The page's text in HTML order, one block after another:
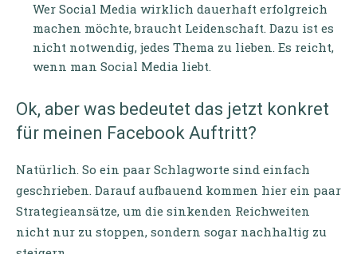
Wer Social Media wirklich dauerhaft erfolgreich
machen möchte, braucht Leidenschaft. Dazu ist es
nicht notwendig, jedes Thema zu lieben. Es reicht,
wenn man Social Media liebt.
Ok, aber was bedeutet das jetzt konkret
für meinen Facebook Auftritt?
Natürlich. So ein paar Schlagworte sind einfach
geschrieben. Darauf aufbauend kommen hier ein paar
Strategieansätze, um die sinkenden Reichweiten
nicht nur zu stoppen, sondern sogar nachhaltig zu